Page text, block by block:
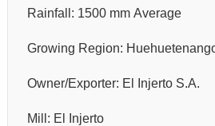
Rainfall: 1500 mm Average
Growing Region:
Owner/Exporter: El Injerto S.A.
Mill: El Injerto